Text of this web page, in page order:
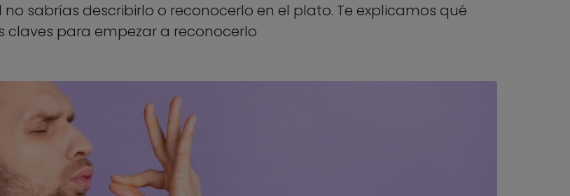
sabrías describirlo o reconocerlo en el plato. Te explicamos qué
para empezar a reconocerlo